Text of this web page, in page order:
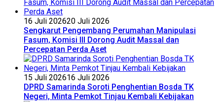
16 Juli 202620 Juli 2026
Sengkarut Pengembang Perumahan Manipulasi
Fasum, Komisi III Dorong Audit Massal dan
Percepatan Perda Aset
15 Juli 202616 Juli 2026
DPRD Samarinda Soroti Penghentian Bosda TK
Negeri, Minta Pemkot Tinjau Kembali Kebijakan